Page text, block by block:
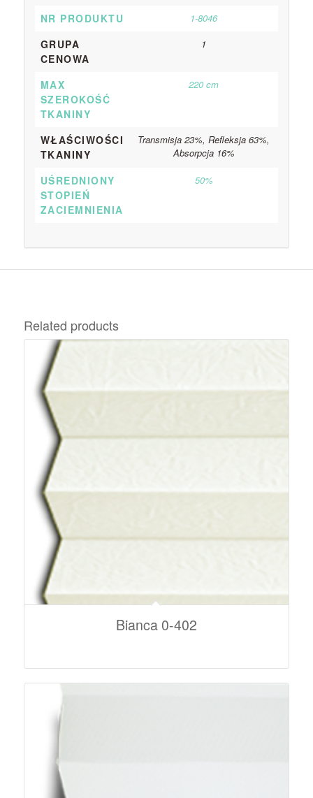
NR PRODUKTU 1-8046
GRUPA
CENOWA
1
MAX
SZEROKOŚĆ
TKANINY
220 cm
WŁAŚCIWOŚCI
TKANINY
Transmisja 23%, Refleksja 63%,
Absorpcja 16%
UŚREDNIONY
STOPIEŃ
ZACIEMNIENIA
50%
Related products
Bianca 0-402